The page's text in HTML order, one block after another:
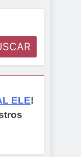
ELE!